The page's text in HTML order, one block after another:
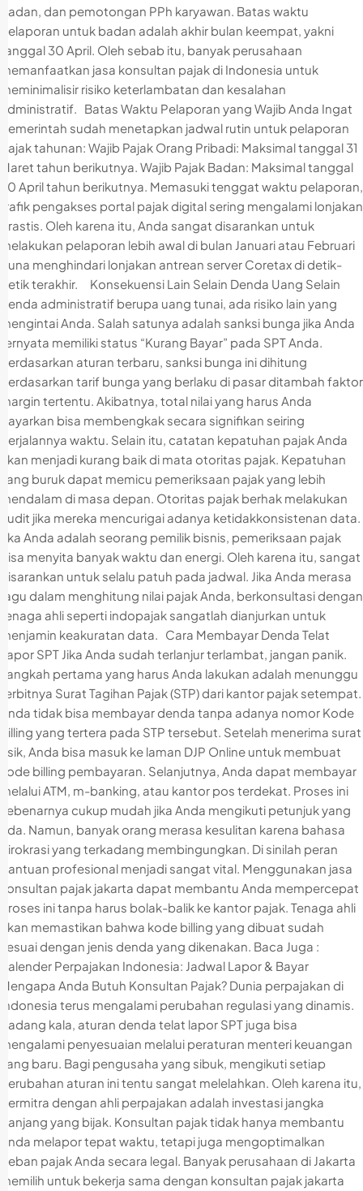
Badan, dan pemotongan PPh karyawan. Batas waktu
pelaporan untuk badan adalah akhir bulan keempat, yakni
tanggal 30 April. Oleh sebab itu, banyak perusahaan
memanfaatkan jasa konsultan pajak di Indonesia untuk
meminimalisir risiko keterlambatan dan kesalahan
administratif. Batas Waktu Pelaporan yang Wajib Anda Ingat
Pemerintah sudah menetapkan jadwal rutin untuk pelaporan
pajak tahunan: Wajib Pajak Orang Pribadi: Maksimal tanggal 31
Maret tahun berikutnya. Wajib Pajak Badan: Maksimal tanggal
30 April tahun berikutnya. Memasuki tenggat waktu pelaporan,
trafik pengakses portal pajak digital sering mengalami lonjakan
drastis. Oleh karena itu, Anda sangat disarankan untuk
melakukan pelaporan lebih awal di bulan Januari atau Februari
guna menghindari lonjakan antrean server Coretax di detik-
detik terakhir. Konsekuensi Lain Selain Denda Uang Selain
denda administratif berupa uang tunai, ada risiko lain yang
mengintai Anda. Salah satunya adalah sanksi bunga jika Anda
ternyata memiliki status “Kurang Bayar” pada SPT Anda.
Berdasarkan aturan terbaru, sanksi bunga ini dihitung
berdasarkan tarif bunga yang berlaku di pasar ditambah faktor
margin tertentu. Akibatnya, total nilai yang harus Anda
bayarkan bisa membengkak secara signifikan seiring
berjalannya waktu. Selain itu, catatan kepatuhan pajak Anda
akan menjadi kurang baik di mata otoritas pajak. Kepatuhan
yang buruk dapat memicu pemeriksaan pajak yang lebih
mendalam di masa depan. Otoritas pajak berhak melakukan
audit jika mereka mencurigai adanya ketidakkonsistenan data.
Jika Anda adalah seorang pemilik bisnis, pemeriksaan pajak
bisa menyita banyak waktu dan energi. Oleh karena itu, sangat
disarankan untuk selalu patuh pada jadwal. Jika Anda merasa
ragu dalam menghitung nilai pajak Anda, berkonsultasi dengan
tenaga ahli seperti indopajak sangatlah dianjurkan untuk
menjamin keakuratan data. Cara Membayar Denda Telat
Lapor SPT Jika Anda sudah terlanjur terlambat, jangan panik.
Langkah pertama yang harus Anda lakukan adalah menunggu
terbitnya Surat Tagihan Pajak (STP) dari kantor pajak setempat.
Anda tidak bisa membayar denda tanpa adanya nomor Kode
Billing yang tertera pada STP tersebut. Setelah menerima surat
fisik, Anda bisa masuk ke laman DJP Online untuk membuat
kode billing pembayaran. Selanjutnya, Anda dapat membayar
melalui ATM, m-banking, atau kantor pos terdekat. Proses ini
sebenarnya cukup mudah jika Anda mengikuti petunjuk yang
ada. Namun, banyak orang merasa kesulitan karena bahasa
birokrasi yang terkadang membingungkan. Di sinilah peran
bantuan profesional menjadi sangat vital. Menggunakan jasa
konsultan pajak jakarta dapat membantu Anda mempercepat
proses ini tanpa harus bolak-balik ke kantor pajak. Tenaga ahli
akan memastikan bahwa kode billing yang dibuat sudah
sesuai dengan jenis denda yang dikenakan. Baca Juga :
Kalender Perpajakan Indonesia: Jadwal Lapor & Bayar
Mengapa Anda Butuh Konsultan Pajak? Dunia perpajakan di
Indonesia terus mengalami perubahan regulasi yang dinamis.
Kadang kala, aturan denda telat lapor SPT juga bisa
mengalami penyesuaian melalui peraturan menteri keuangan
yang baru. Bagi pengusaha yang sibuk, mengikuti setiap
perubahan aturan ini tentu sangat melelahkan. Oleh karena itu,
bermitra dengan ahli perpajakan adalah investasi jangka
panjang yang bijak. Konsultan pajak tidak hanya membantu
Anda melapor tepat waktu, tetapi juga mengoptimalkan
beban pajak Anda secara legal. Banyak perusahaan di Jakarta
memilih untuk bekerja sama dengan konsultan pajak jakarta